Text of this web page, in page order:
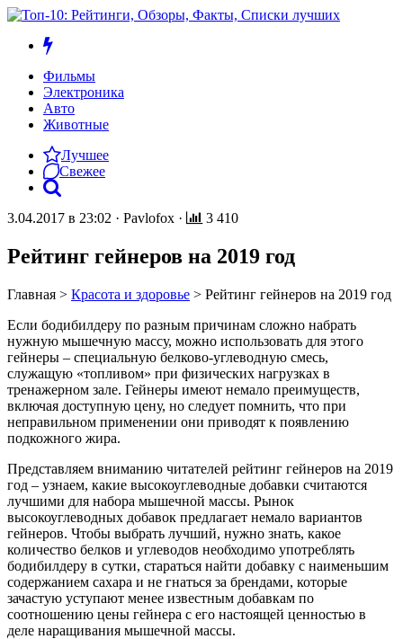
Фильмы
Электроника
Авто
Животные
Лучшее
Свежее
3.04.2017 в 23:02 · Pavlofox · 3 410
Рейтинг гейнеров на 2019 год
Главная > Красота и здоровье > Рейтинг гейнеров на 2019 год
Если бодибилдеру по разным причинам сложно набрать
нужную мышечную массу, можно использовать для этого
гейнеры – специальную белково-углеводную смесь,
служащую «топливом» при физических нагрузках в
тренажерном зале. Гейнеры имеют немало преимуществ,
включая доступную цену, но следует помнить, что при
неправильном применении они приводят к появлению
подкожного жира.
Представляем вниманию читателей рейтинг гейнеров на 2019
год – узнаем, какие высокоуглеводные добавки считаются
лучшими для набора мышечной массы. Рынок
высокоуглеводных добавок предлагает немало вариантов
гейнеров. Чтобы выбрать лучший, нужно знать, какое
количество белков и углеводов необходимо употреблять
бодибилдеру в сутки, стараться найти добавку с наименьшим
содержанием сахара и не гнаться за брендами, которые
зачастую уступают менее известным добавкам по
соотношению цены гейнера с его настоящей ценностью в
деле наращивания мышечной массы.